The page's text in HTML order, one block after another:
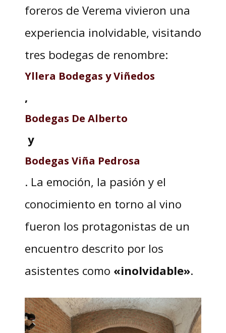
foreros de Verema vivieron una
experiencia inolvidable, visitando
tres bodegas de renombre:
Yllera Bodegas y Viñedos
,
Bodegas De Alberto
y
Bodegas Viña Pedrosa
. La emoción, la pasión y el
conocimiento en torno al vino
fueron los protagonistas de un
encuentro descrito por los
asistentes como «inolvidable».